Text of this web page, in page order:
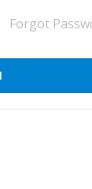
Forgot